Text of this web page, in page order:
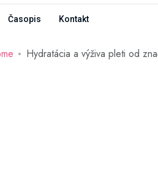
Časopis Kontakt
Hydratácia a výživa pleti od